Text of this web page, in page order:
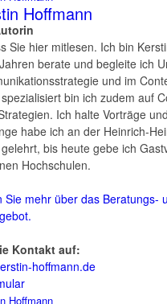
Hoffmann
Sie hier mitlesen. Ich bin
berate und begleite ich
und im
bin ich zudem auf
Ich halte Vorträge
habe ich an der Heinrich-
bis heute gebe ich
Hochschulen.
mehr über das Beratungs-
Kontakt auf:
hoffmann.de